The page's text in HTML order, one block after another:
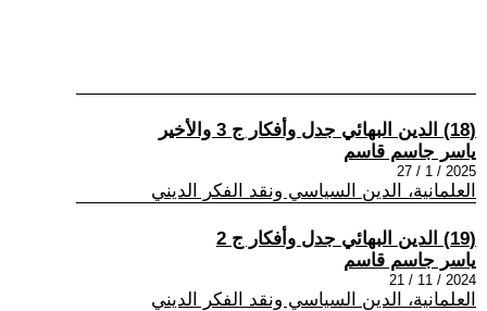
(18) الدين البهائي جدل وأفكار ج 3 والأخير
ياسر جاسم قاسم
2025 / 1 / 27
العلمانية، الدين السياسي ونقد الفكر الديني
(19) الدين البهائي جدل وأفكار ج 2
ياسر جاسم قاسم
2024 / 11 / 21
العلمانية، الدين السياسي ونقد الفكر الديني